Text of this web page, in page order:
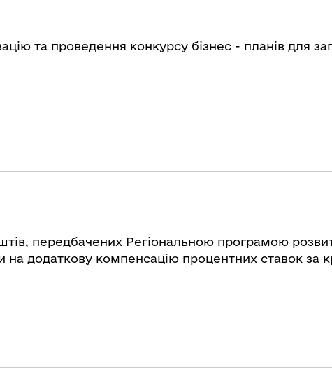
та проведення конкурсу бізнес - планів для
передбачених Регіональною програмою
на додаткову компенсацію процентних ставок за